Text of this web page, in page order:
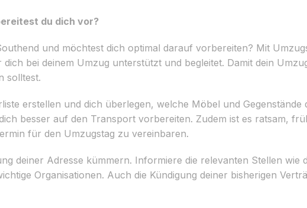
du dich vor?
und möchtest dich optimal darauf vorbereiten? Mit
bei deinem Umzug unterstützt und begleitet. Damit dein
solltest.
erstellen und dich überlegen, welche Möbel und Gegenstände
besser auf den Transport vorbereiten. Zudem ist es ratsam,
für den Umzugstag zu vereinbaren.
deiner Adresse kümmern. Informiere die relevanten Stellen wie
Organisationen. Auch die Kündigung deiner bisherigen